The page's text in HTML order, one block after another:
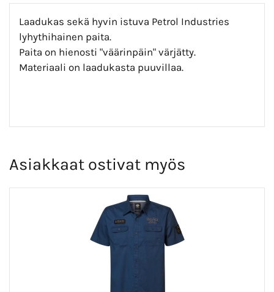
Laadukas sekä hyvin istuva Petrol Industries
lyhythihainen paita.
Paita on hienosti "väärinpäin" värjätty.
Materiaali on laadukasta puuvillaa.
Asiakkaat ostivat myös